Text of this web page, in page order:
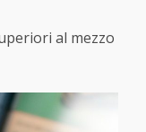
al mezzo